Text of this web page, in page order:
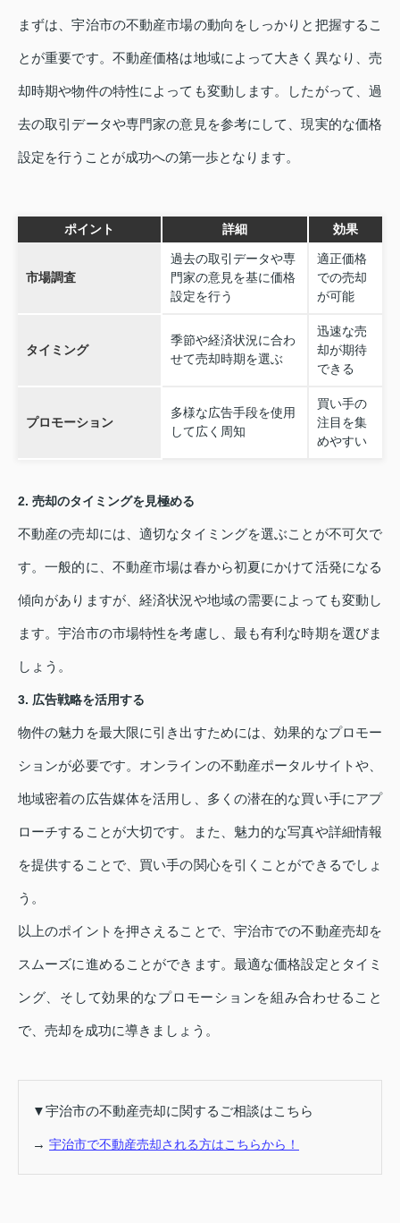
まずは、宇治市の不動産市場の動向をしっかりと把握するこ
とが重要です。不動産価格は地域によって大きく異なり、売
却時期や物件の特性によっても変動します。したがって、過
去の取引データや専門家の意見を参考にして、現実的な価格
設定を行うことが成功への第一歩となります。
ポイント 詳細 効果
市場調査
過去の取引データや専
門家の意見を基に価格
設定を行う
適正価格
での売却
が可能
タイミング
季節や経済状況に合わ
せて売却時期を選ぶ
迅速な売
却が期待
できる
プロモーション
多様な広告手段を使用
して広く周知
買い手の
注目を集
めやすい
2. 売却のタイミングを見極める
不動産の売却には、適切なタイミングを選ぶことが不可欠で
す。一般的に、不動産市場は春から初夏にかけて活発になる
傾向がありますが、経済状況や地域の需要によっても変動し
ます。宇治市の市場特性を考慮し、最も有利な時期を選びま
しょう。
3. 広告戦略を活用する
物件の魅力を最大限に引き出すためには、効果的なプロモー
ションが必要です。オンラインの不動産ポータルサイトや、
地域密着の広告媒体を活用し、多くの潜在的な買い手にアプ
ローチすることが大切です。また、魅力的な写真や詳細情報
を提供することで、買い手の関心を引くことができるでしょ
う。
以上のポイントを押さえることで、宇治市での不動産売却を
スムーズに進めることができます。最適な価格設定とタイミ
ング、そして効果的なプロモーションを組み合わせること
で、売却を成功に導きましょう。
▼宇治市の不動産売却に関するご相談はこちら
→ 宇治市で不動産売却される方はこちらから！